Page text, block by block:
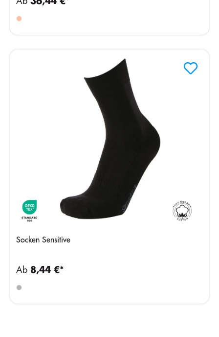
Socken Sensitive
Ab 8,44 €*